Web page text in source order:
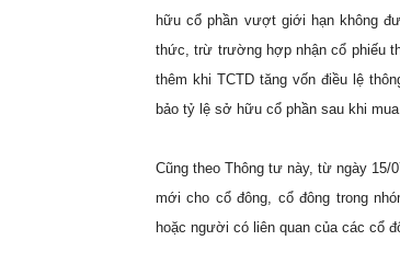
hữu cổ phần vượt giới hạn không
thức, trừ trường hợp nhận cổ phiếu
thêm khi TCTD tăng vốn điều lệ
bảo tỷ lệ sở hữu cổ phần sau khi
Cũng theo Thông tư này, từ ngày 15/
mới cho cổ đông, cổ đông trong
hoặc người có liên quan của các cổ